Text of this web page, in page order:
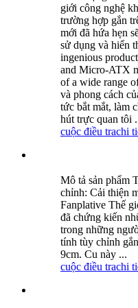
giới công nghệ
trường hợp gắn
mới đã hứa hẹn
sử dụng và hiển
ingenious
and Micro-ATX
of a wide range
và phong cách
tức bắt mắt, làm
hút trực quan tôi
cuộc điều trachi
Mô tả sản phẩm
chỉnh: Cải thiện
Fanplative Thế
đã chứng kiến
trong những
tính tùy chỉnh
9cm. Cu này ...
cuộc điều trachi